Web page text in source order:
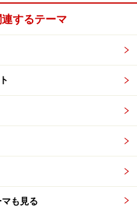
17:00
メトロ半蔵門線『押上』駅
プラザ
12
～1月4日は休館）
するテーマ
も見る